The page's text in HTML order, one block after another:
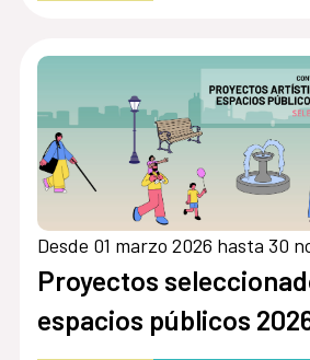
Desde 01 marzo 2026 hasta 30
Proyectos
espacios públicos